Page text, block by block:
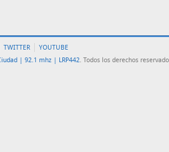
TWITTER
YOUTUBE
| 92.1 mhz | LRP442. Todos los derechos